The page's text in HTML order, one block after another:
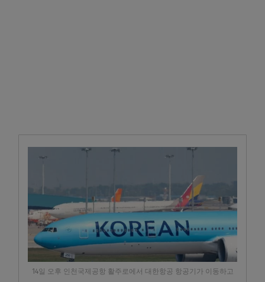
14일 오후 인천국제공항 활주로에서 대한항공 항공기가 이동하고